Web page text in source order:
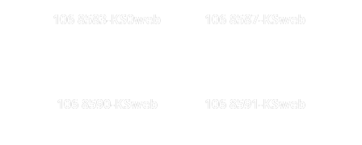
106 8583-KS0web 106 8587-KSweb
106 8590-KSweb 106 8591-KSweb